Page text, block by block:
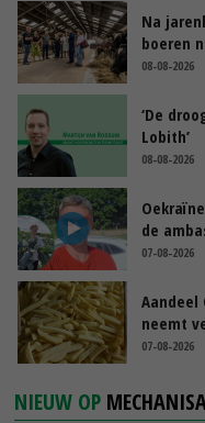
Na
boeren
08-08-2026
‘De
Lobith’
08-08-2026
de
07-08-2026
neemt
07-08-2026
NIEUW OP